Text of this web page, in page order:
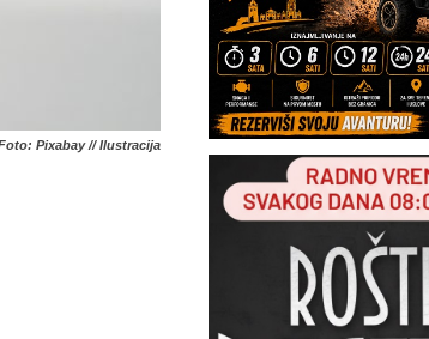
Pixabay // Ilustracija